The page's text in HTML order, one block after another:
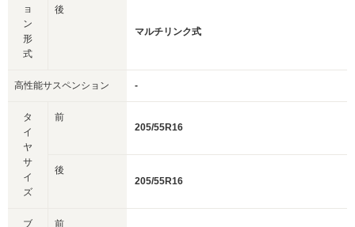
ョ
ン
形
式
後
マルチリンク式
高性能サスペンション -
タ
イ
ヤ
サ
イ
ズ
前
205/55R16
後
205/55R16
ブ
前